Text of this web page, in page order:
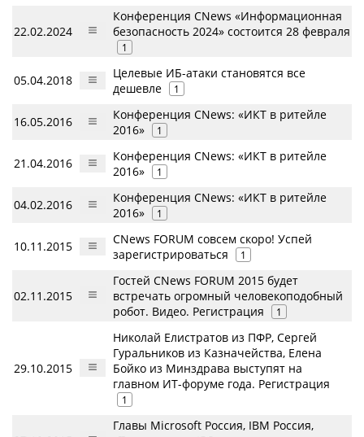
22.02.2024
Конференция CNews «Информационная
безопасность 2024» состоится 28 февраля
1
05.04.2018
Целевые ИБ-атаки становятся все
дешевле
1
16.05.2016
Конференция CNews: «ИКТ в ритейле
2016»
1
21.04.2016
Конференция CNews: «ИКТ в ритейле
2016»
1
04.02.2016
Конференция CNews: «ИКТ в ритейле
2016»
1
10.11.2015
CNews FORUM совсем скоро! Успей
зарегистрироваться
1
02.11.2015
Гостей CNews FORUM 2015 будет
встречать огромный человекоподобный
робот. Видео. Регистрация
1
29.10.2015
Николай Елистратов из ПФР, Сергей
Гуральников из Казначейства, Елена
Бойко из Минздрава выступят на
главном ИТ-форуме года. Регистрация
1
Главы Microsoft Россия, IBM Россия,